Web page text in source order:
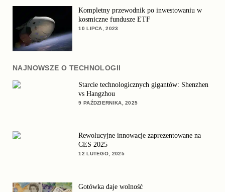
Kompletny przewodnik po inwestowaniu w
kosmiczne fundusze ETF
10 LIPCA, 2023
NAJNOWSZE O TECHNOLOGII
Starcie technologicznych gigantów: Shenzhen
vs Hangzhou
9 PAŹDZIERNIKA, 2025
Rewolucyjne innowacje zaprezentowane na
CES 2025
12 LUTEGO, 2025
Gotówka daje wolność